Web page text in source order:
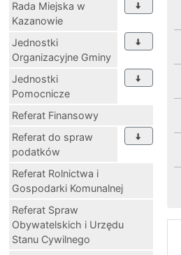
Rada Miejska w
Kazanowie
Jednostki
Organizacyjne Gminy
Jednostki
Pomocnicze
Referat Finansowy
Referat do spraw
podatków
Referat Rolnictwa i
Gospodarki Komunalnej
Referat Spraw
Obywatelskich i Urzędu
Stanu Cywilnego